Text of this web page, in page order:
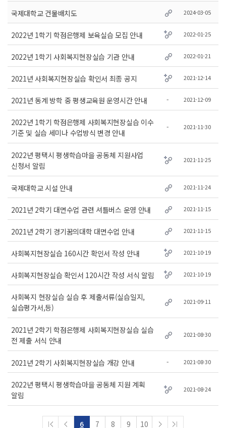
국제대학교 건물배치도 2024-03-05
2022년 1학기 학점은행제 보육실습 모집 안내 2022-01-25
2022년 1학기 사회복지현장실습 기관 안내 2022-01-21
2021년 사회복지현장실습 확인서 최종 공지 2021-12-14
2021년 동계 방학 중 평생교육원 운영시간 안내 - 2021-12-09
2022년 1학기 학점은행제 사회복지현장실습 이수
기준 및 실습 세미나 수업방식 변경 안내
- 2021-11-30
2022년 평택시 평생학습마을 공동체 지원사업
신청서 알림
2021-11-25
국제대학교 시설 안내 2021-11-24
2021년 2학기 대면수업 관련 셔틀버스 운영 안내 2021-11-15
2021년 2학기 경기꿈의대학 대면수업 안내 2021-11-15
사회복지현장실습 160시간 확인서 작성 안내 2021-10-19
사회복지현장실습 확인서 120시간 작성 서식 알림 2021-10-19
사회복지 현장실습 실습 후 제출서류(실습일지,
실습평가서,등)
2021-09-11
2021년 2학기 학점은행제 사회복지현장실습 실습
전 제출 서식 안내
2021-08-30
2021년 2학기 사회복지현장실습 개강 안내 - 2021-08-30
2022년 평택시 평생학습마을 공동체 지원 계획
알림
2021-08-24
6 7 8 9 10